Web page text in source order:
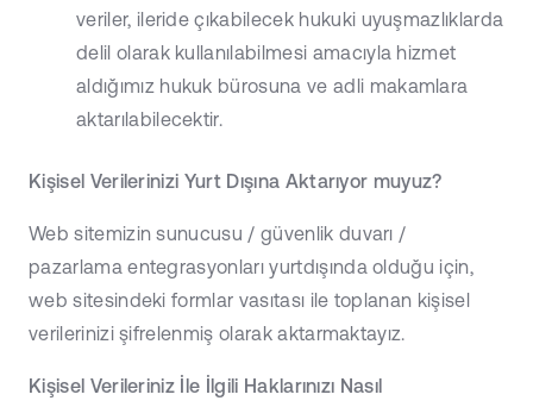
veriler, ileride çıkabilecek hukuki uyuşmazlıklarda
delil olarak kullanılabilmesi amacıyla hizmet
aldığımız hukuk bürosuna ve adli makamlara
aktarılabilecektir.
Kişisel Verilerinizi Yurt Dışına Aktarıyor muyuz?
Web sitemizin sunucusu / güvenlik duvarı /
pazarlama entegrasyonları yurtdışında olduğu için,
web sitesindeki formlar vasıtası ile toplanan kişisel
verilerinizi şifrelenmiş olarak aktarmaktayız.
Kişisel Verileriniz İle İlgili Haklarınızı Nasıl